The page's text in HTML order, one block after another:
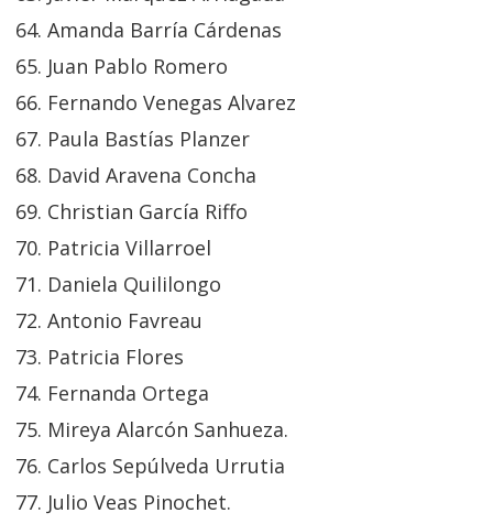
Amanda Barría Cárdenas
Juan Pablo Romero
Fernando Venegas Alvarez
Paula Bastías Planzer
David Aravena Concha
Christian García Riffo
Patricia Villarroel
Daniela Quililongo
Antonio Favreau
Patricia Flores
Fernanda Ortega
Mireya Alarcón Sanhueza.
Carlos Sepúlveda Urrutia
Julio Veas Pinochet.